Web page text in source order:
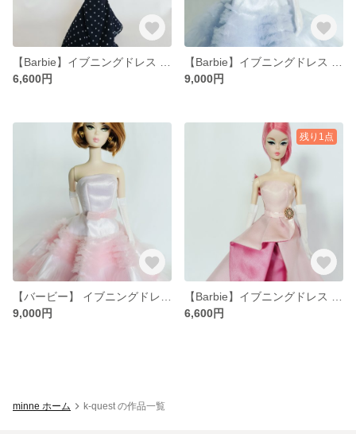
6,600円
9,000円
9,000円
残り1点
6,600円
minne ホーム k-quest の作品一覧